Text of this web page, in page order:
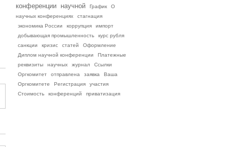
конференции научной График
О
научных конференциях
стагнация
экономика России
коррупция
импорт
добывающая промышленность
курс рубля
санкции
кризис статей
Оформление
Диплом научной конференции
Платежные
реквизиты
научных журнал
Ссылки
Оргкомитет
отправлена заявка
Ваша
Оргкомитете
Регистрация
участия
Стоимость
конференций приватизация